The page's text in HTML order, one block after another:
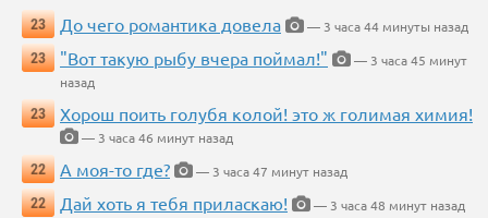
23 До чего романтика довела
— 3 часа 44 минуты назад
23
"Вот такую рыбу вчера поймал!"
— 3 часа 45 минут
назад
23
Хорош поить голубя колой! это ж голимая химия!
— 3 часа 46 минут назад
22
А моя-то где?
— 3 часа 47 минут назад
22
Дай хоть я тебя приласкаю!
— 3 часа 48 минут назад